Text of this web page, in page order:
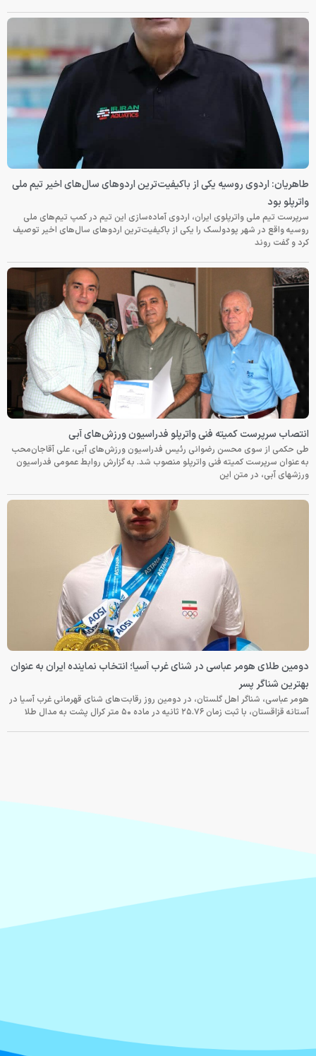
طاهریان: اردوی روسیه یکی از باکیفیت‌ترین اردوهای سال‌های اخیر تیم ملی
واترپلو بود
سرپرست تیم ملی واترپلوی ایران، اردوی آماده‌سازی این تیم در کمپ تیم‌های ملی
روسیه واقع در شهر پودولسک را یکی از باکیفیت‌ترین اردوهای سال‌های اخیر توصیف
کرد و گفت روند
انتصاب سرپرست کمیته فنی واترپلو فدراسیون ورزش‌های آبی
طی حکمی از سوی محسن رضوانی رئیس فدراسیون ورزش‌های آبی، علی آقاجان‌محب
به عنوان سرپرست کمیته فنی واترپلو منصوب شد. به گزارش روابط عمومی فدراسیون
ورزشهای آبی، در متن این
دومین طلای هومر عباسی در شنای غرب آسیا؛ انتخاب نماینده ایران به عنوان
بهترین شناگر پسر
هومر عباسی، شناگر اهل گلستان، در دومین روز رقابت‌های شنای قهرمانی غرب آسیا در
آستانه قزاقستان، با ثبت زمان ۲۵.۷۶ ثانیه در ماده ۵۰ متر کرال پشت به مدال طلا